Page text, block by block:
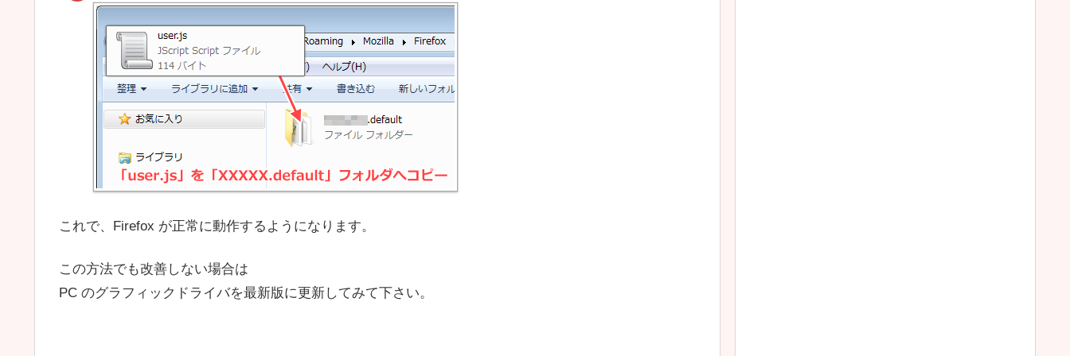
これで、Firefox が正常に動作するようになります。
この方法でも改善しない場合は
PC のグラフィックドライバを最新版に更新してみて下さい。